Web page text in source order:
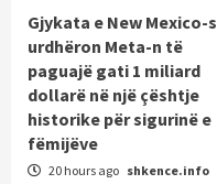
Gjykata e New Mexico-s
urdhëron Meta-n të
paguajë gati 1 miliard
dollarë në një çështje
historike për sigurinë e
fëmijëve
20 hours ago shkence.info